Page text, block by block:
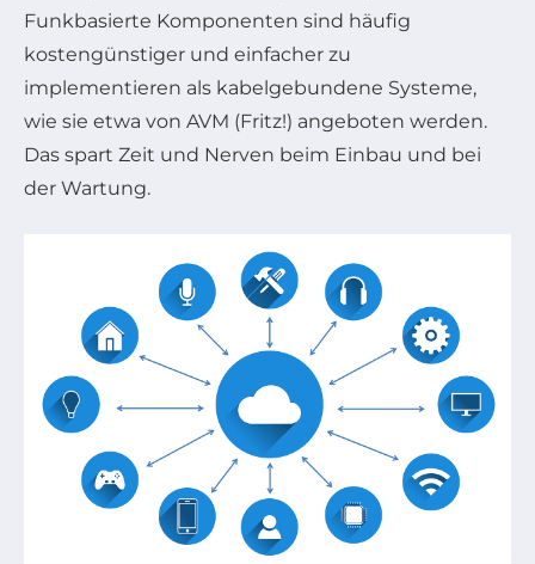
Funkbasierte Komponenten sind häufig
kostengünstiger und einfacher zu
implementieren als kabelgebundene Systeme,
wie sie etwa von AVM (Fritz!) angeboten werden.
Das spart Zeit und Nerven beim Einbau und bei
der Wartung.